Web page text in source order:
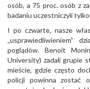
osób, a 75 proc. osób z
badaniu uczestniczyli
I po czwarte, nasze
„usprawiedliwieniem”
poglądów. Benoit
University) zadali grupie
mieście, gdzie często
policji powinna zostać